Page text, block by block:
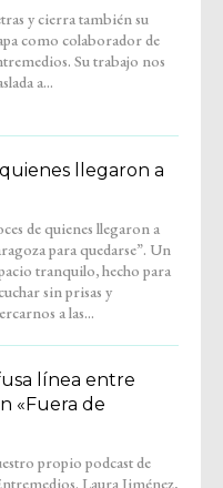
a...
llegaron a
a las...
línea entre
«Fuera de